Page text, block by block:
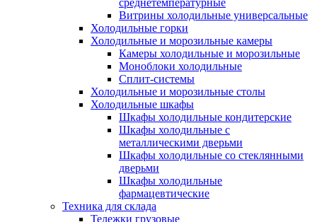
среднетемпературные
Витрины холодильные универсальные
Холодильные горки
Холодильные и морозильные камеры
Камеры холодильные и морозильные
Моноблоки холодильные
Сплит-системы
Холодильные и морозильные столы
Холодильные шкафы
Шкафы холодильные кондитерские
Шкафы холодильные с
металлическими дверьми
Шкафы холодильные со стеклянными
дверьми
Шкафы холодильные
фармацевтические
Техника для склада
Тележки грузовые